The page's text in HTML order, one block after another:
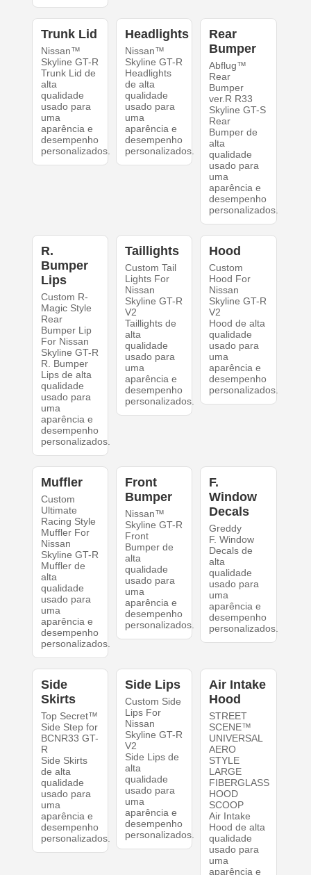
Trunk Lid
Nissan™
Skyline GT-R
Trunk Lid de
alta
qualidade
usado para
uma
aparência e
desempenho
personalizados.
Headlights
Nissan™
Skyline GT-R
Headlights
de alta
qualidade
usado para
uma
aparência e
desempenho
personalizados.
Rear
Bumper
Abflug™
Rear
Bumper
ver.R R33
Skyline GT-S
Rear
Bumper de
alta
qualidade
usado para
uma
aparência e
desempenho
personalizados.
R.
Bumper
Lips
Custom R-
Magic Style
Rear
Bumper Lip
For Nissan
Skyline GT-R
R. Bumper
Lips de alta
qualidade
usado para
uma
aparência e
desempenho
personalizados.
Taillights
Custom Tail
Lights For
Nissan
Skyline GT-R
V2
Taillights de
alta
qualidade
usado para
uma
aparência e
desempenho
personalizados.
Hood
Custom
Hood For
Nissan
Skyline GT-R
V2
Hood de alta
qualidade
usado para
uma
aparência e
desempenho
personalizados.
Muffler
Custom
Ultimate
Racing Style
Muffler For
Nissan
Skyline GT-R
Muffler de
alta
qualidade
usado para
uma
aparência e
desempenho
personalizados.
Front
Bumper
Nissan™
Skyline GT-R
Front
Bumper de
alta
qualidade
usado para
uma
aparência e
desempenho
personalizados.
F.
Window
Decals
Greddy
F. Window
Decals de
alta
qualidade
usado para
uma
aparência e
desempenho
personalizados.
Side
Skirts
Top Secret™
Side Step for
BCNR33 GT-
R
Side Skirts
de alta
qualidade
usado para
uma
aparência e
desempenho
personalizados.
Side Lips
Custom Side
Lips For
Nissan
Skyline GT-R
V2
Side Lips de
alta
qualidade
usado para
uma
aparência e
desempenho
personalizados.
Air Intake
Hood
STREET
SCENE™
UNIVERSAL
AERO
STYLE
LARGE
FIBERGLASS
HOOD
SCOOP
Air Intake
Hood de alta
qualidade
usado para
uma
aparência e